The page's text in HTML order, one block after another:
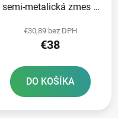
semi-metalická zmes 2
€30,89 bez DPH
€38
DO KOŠÍKA